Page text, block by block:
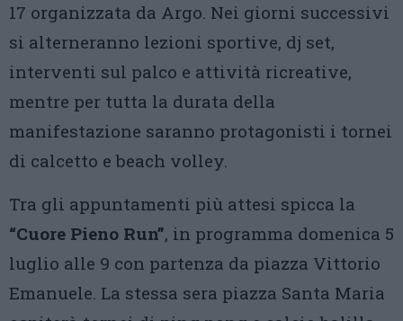
17 organizzata da Argo. Nei giorni successivi
si alterneranno lezioni sportive, dj set,
interventi sul palco e attività ricreative,
mentre per tutta la durata della
manifestazione saranno protagonisti i tornei
di calcetto e beach volley.
Tra gli appuntamenti più attesi spicca la
“Cuore Pieno Run”, in programma domenica 5
luglio alle 9 con partenza da piazza Vittorio
Emanuele. La stessa sera piazza Santa Maria